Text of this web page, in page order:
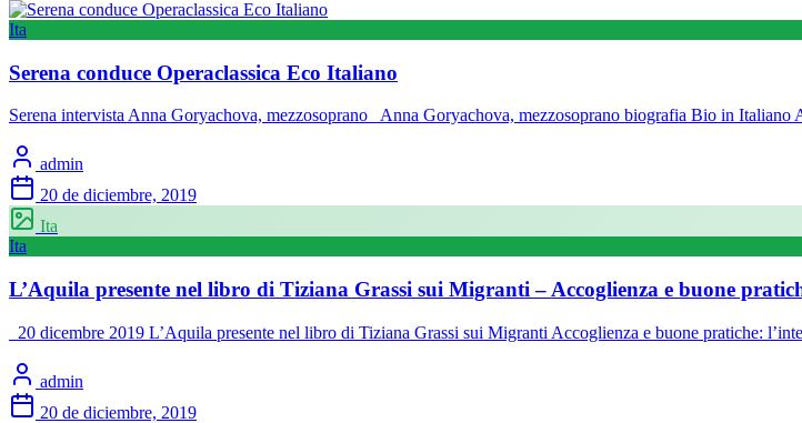
Ita
Serena conduce Operaclassica Eco Italiano
Serena intervista Anna Goryachova, mezzosoprano Anna Goryachova, mezzosoprano biografia Bio in
admin
20 de diciembre, 2019
Ita
Ita
L’Aquila presente nel libro di Tiziana Grassi sui Migranti – Accoglienza e buone
20 dicembre 2019 L’Aquila presente nel libro di Tiziana Grassi sui Migranti Accoglienza e buone pratiche:
admin
20 de diciembre, 2019